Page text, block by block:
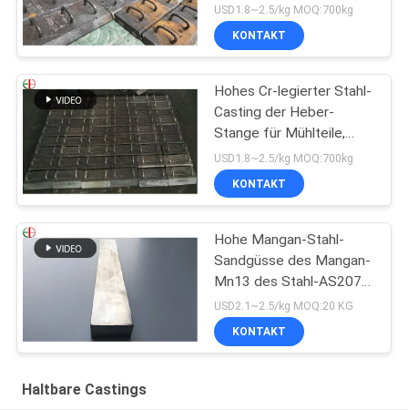
USD1.8~2.5/kg MOQ:700kg
KONTAKT
Hohes Cr-legierter Stahl-
Casting der Heber-
Stange für Mühlteile,
haltbares EB2009
USD1.8~2.5/kg MOQ:700kg
KONTAKT
Hohe Mangan-Stahl-
Sandgüsse des Mangan-
Mn13 des Stahl-AS2074
H1A hohe
USD2.1~2.5/kg MOQ:20 KG
KONTAKT
Haltbare Castings